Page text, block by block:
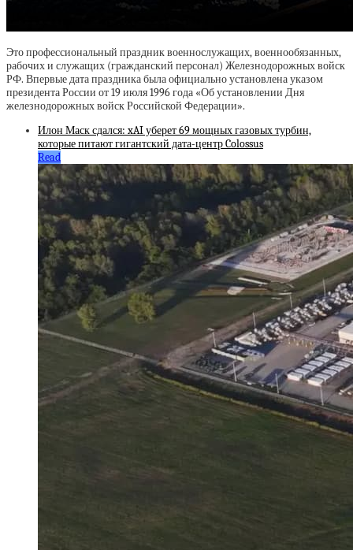
Это профессиональный праздник военнослужащих, военнообязанных,
рабочих и служащих (гражданский персонал) Железнодорожных войск
РФ. Впервые дата праздника была официально установлена указом
президента России от 19 июля 1996 года «Об установлении Дня
железнодорожных войск Российской Федерации».
Илон Маск сдался: xAI уберет 69 мощных газовых турбин,
которые питают гигантский дата-центр Colossus
Read